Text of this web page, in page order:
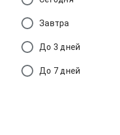
Завтра
До 3 дней
До 7 дней